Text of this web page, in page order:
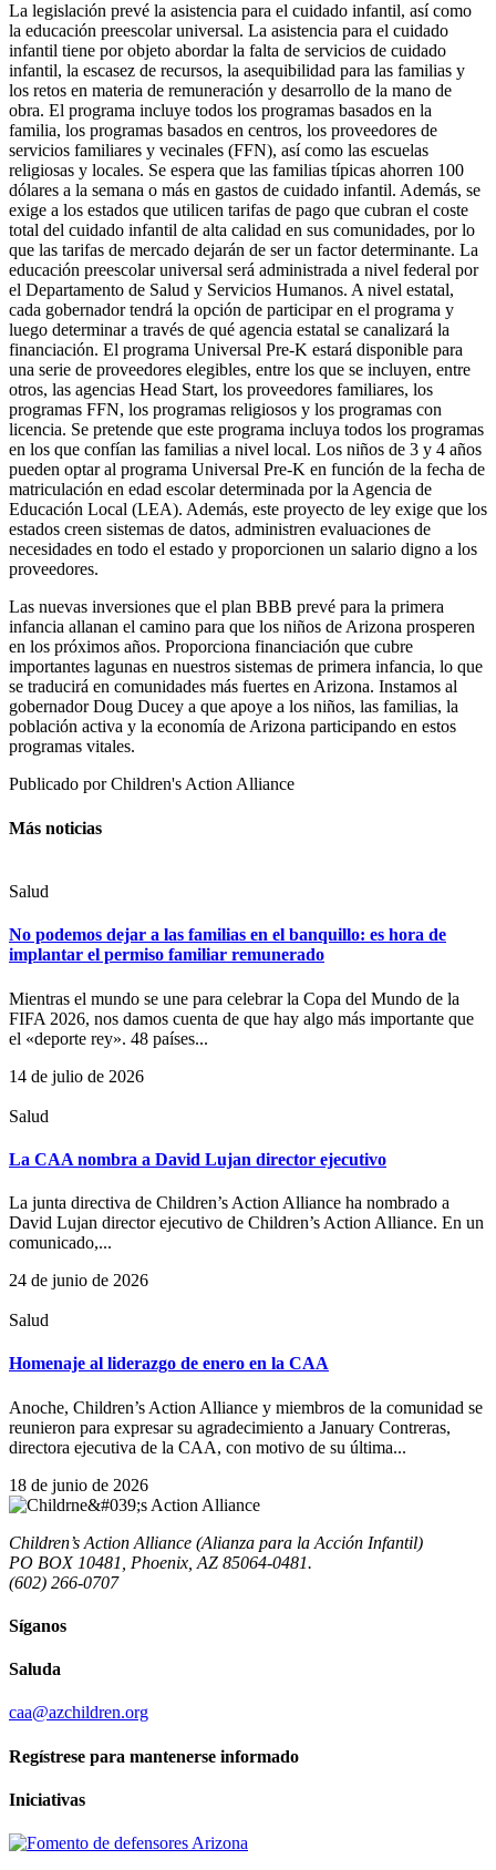
La legislación prevé la asistencia para el cuidado infantil, así como
la educación preescolar universal. La asistencia para el cuidado
infantil tiene por objeto abordar la falta de servicios de cuidado
infantil, la escasez de recursos, la asequibilidad para las familias y
los retos en materia de remuneración y desarrollo de la mano de
obra. El programa incluye todos los programas basados en la
familia, los programas basados en centros, los proveedores de
servicios familiares y vecinales (FFN), así como las escuelas
religiosas y locales. Se espera que las familias típicas ahorren 100
dólares a la semana o más en gastos de cuidado infantil. Además, se
exige a los estados que utilicen tarifas de pago que cubran el coste
total del cuidado infantil de alta calidad en sus comunidades, por lo
que las tarifas de mercado dejarán de ser un factor determinante. La
educación preescolar universal será administrada a nivel federal por
el Departamento de Salud y Servicios Humanos. A nivel estatal,
cada gobernador tendrá la opción de participar en el programa y
luego determinar a través de qué agencia estatal se canalizará la
financiación. El programa Universal Pre-K estará disponible para
una serie de proveedores elegibles, entre los que se incluyen, entre
otros, las agencias Head Start, los proveedores familiares, los
programas FFN, los programas religiosos y los programas con
licencia. Se pretende que este programa incluya todos los programas
en los que confían las familias a nivel local. Los niños de 3 y 4 años
pueden optar al programa Universal Pre-K en función de la fecha de
matriculación en edad escolar determinada por la Agencia de
Educación Local (LEA). Además, este proyecto de ley exige que los
estados creen sistemas de datos, administren evaluaciones de
necesidades en todo el estado y proporcionen un salario digno a los
proveedores.
Las nuevas inversiones que el plan BBB prevé para la primera
infancia allanan el camino para que los niños de Arizona prosperen
en los próximos años. Proporciona financiación que cubre
importantes lagunas en nuestros sistemas de primera infancia, lo que
se traducirá en comunidades más fuertes en Arizona. Instamos al
gobernador Doug Ducey a que apoye a los niños, las familias, la
población activa y la economía de Arizona participando en estos
programas vitales.
Publicado porChildren's Action Alliance
Más noticias
Salud
No podemos dejar a las familias en el banquillo: es hora de
implantar el permiso familiar remunerado
Mientras el mundo se une para celebrar la Copa del Mundo de la
FIFA 2026, nos damos cuenta de que hay algo más importante que
el «deporte rey». 48 países...
14 de julio de 2026
Salud
La CAA nombra a David Lujan director ejecutivo
La junta directiva de Children’s Action Alliance ha nombrado a
David Lujan director ejecutivo de Children’s Action Alliance. En un
comunicado,...
24 de junio de 2026
Salud
Homenaje al liderazgo de enero en la CAA
Anoche, Children’s Action Alliance y miembros de la comunidad se
reunieron para expresar su agradecimiento a January Contreras,
directora ejecutiva de la CAA, con motivo de su última...
18 de junio de 2026
Children’s Action Alliance (Alianza para la Acción Infantil)
PO BOX 10481, Phoenix, AZ 85064-0481.
(602) 266-0707
Síganos
Saluda
caa@azchildren.org
Regístrese para mantenerse informado
Iniciativas